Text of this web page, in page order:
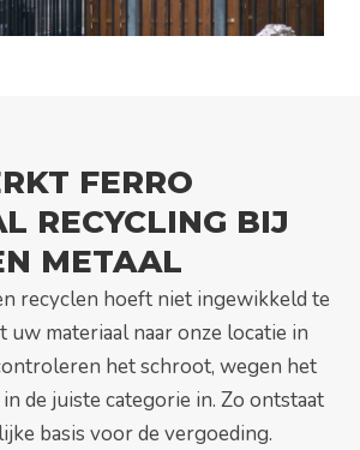
FERRO
RECYCLING BIJ
METAAL
recyclen hoeft niet ingewikkeld te
uw materiaal naar onze locatie in
het schroot, wegen het
de juiste categorie in. Zo ontstaat
basis voor de vergoeding.